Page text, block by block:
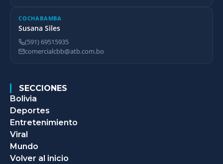
COCHABAMBA
Susana Siles
(591) 69515935
comercialcbb@atb.com.bo
SECCIONES
Bolivia
Deportes
Entretenimiento
Viral
Mundo
Volver al inicio